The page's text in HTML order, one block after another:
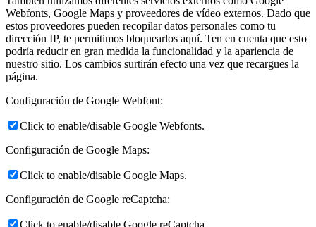
Webfonts, Google Maps y proveedores de vídeo externos. Dado que
estos proveedores pueden recopilar datos personales como tu
dirección IP, te permitimos bloquearlos aquí. Ten en cuenta que esto
podría reducir en gran medida la funcionalidad y la apariencia de
nuestro sitio. Los cambios surtirán efecto una vez que recargues la
página.
Configuración de Google Webfont:
Click to enable/disable Google Webfonts.
Configuración de Google Maps:
Click to enable/disable Google Maps.
Configuración de Google reCaptcha:
Click to enable/disable Google reCaptcha.